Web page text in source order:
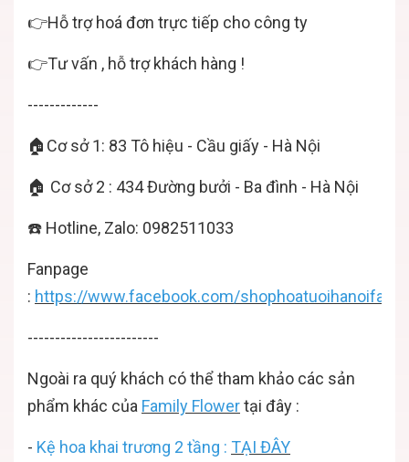
👉Hỗ trợ hoá đơn trực tiếp cho công ty
👉Tư vấn , hỗ trợ khách hàng !
-------------
🏠Cơ sở 1: 83 Tô hiệu - Cầu giấy - Hà Nội
🏠 Cơ sở 2 : 434 Đường bưởi - Ba đình - Hà Nội
☎️ Hotline, Zalo: 0982511033
Fanpage
: https://www.facebook.com/
------------------------
Ngoài ra quý khách có thể tham khảo các sản
phẩm khác của Family Flowertại đây :
- Kệ hoa khai trương 2 tầng : TẠI ĐÂY